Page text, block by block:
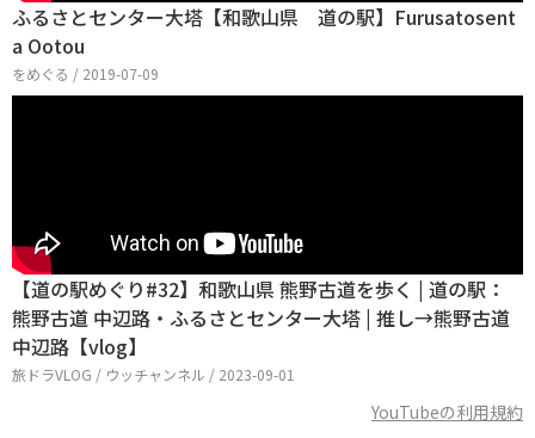
ふるさとセンター大塔【和歌山県 道の駅】Furusatosent
a Ootou
をめぐる / 2019-07-09
【道の駅めぐり#32】和歌山県 熊野古道を歩く | 道の駅：
熊野古道 中辺路・ふるさとセンター大塔 | 推し→熊野古道
中辺路【vlog】
旅ドラVLOG / ウッチャンネル / 2023-09-01
YouTubeの利用規約